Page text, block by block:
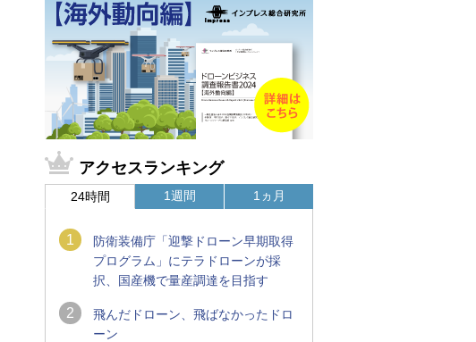
アクセスランキング
24時間
1
防衛装備庁「迎撃ドローン早期取得
プログラム」にテラドローンが採
択、国産機で量産調達を目指す
2
飛んだドローン、飛ばなかったドロ
ーン
1週間 1ヵ月